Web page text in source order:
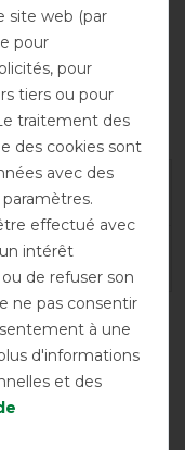
°C*
site web (par
pour
pour
tiers ou pour
traitement des
des cookies sont
avec des
effectué avec
intérêt
de refuser son
ne pas consentir
à une
d'informations
et des